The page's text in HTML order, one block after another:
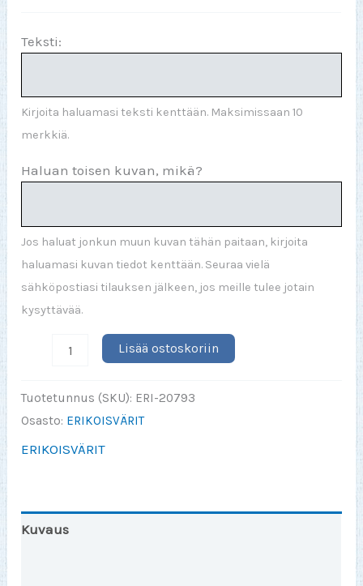
Teksti:
Kirjoita haluamasi teksti kenttään. Maksimissaan 10
merkkiä.
Haluan toisen kuvan, mikä?
Jos haluat jonkun muun kuvan tähän paitaan, kirjoita
haluamasi kuvan tiedot kenttään. Seuraa vielä
sähköpostiasi tilauksen jälkeen, jos meille tulee jotain
kysyttävää.
ei
korjata
Lisää ostoskoriin
Tuotetunnus (SKU): ERI-20793
Osasto: ERIKOISVÄRIT
ERIKOISVÄRIT
Kuvaus